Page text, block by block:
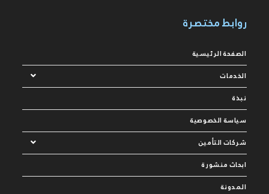
روابط مختصرة
الصفحة الرئيسية
الخدمات
نبذة
سياسة الخصوصية
شركات التأمين
ابحاث منشورة
المدونة